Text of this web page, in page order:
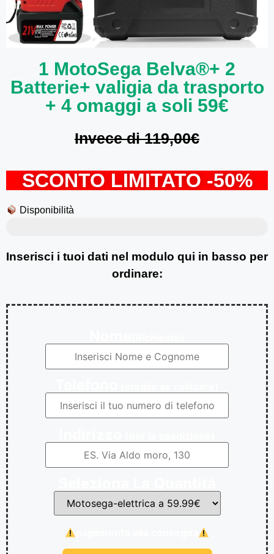
1 MotoSega Belva®+ 2
Batterie+ valigia da trasporto
+ 4 omaggi a soli 59€
Invece di 119,00€
SCONTO LIMITATO -50%
Disponibilità
Inserisci i tuoi dati nel modulo qui in basso per
ordinare: